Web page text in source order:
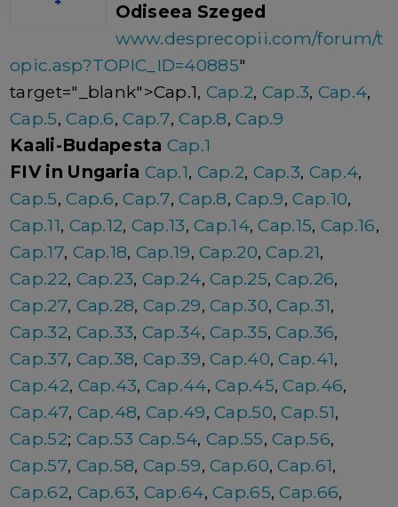
Odiseea Szeged
www.desprecopii.com/forum/t
opic.asp?TOPIC_ID=40885"
target="_blank">Cap.1, Cap.2, Cap.3, Cap.4,
Cap.5,Cap.6,Cap.7,Cap.8,Cap.9
Kaali-Budapesta Cap.1
FIV in Ungaria Cap.1, Cap.2, Cap.3, Cap.4,
Cap.5,Cap.6,Cap.7,Cap.8,Cap.9,Cap.10,
Cap.11, Cap.12, Cap.13,Cap.14,Cap.15, Cap.16,
Cap.17, Cap.18, Cap.19,Cap.20,Cap.21,
Cap.22, Cap.23, Cap.24,Cap.25,Cap.26,
Cap.27, Cap.28, Cap.29,Cap.30,Cap.31,
Cap.32, Cap.33, Cap.34,Cap.35,Cap.36,
Cap.37, Cap.38, Cap.39,Cap.40,Cap.41,
Cap.42, Cap.43, Cap.44,Cap.45,Cap.46,
Cap.47, Cap.48, Cap.49,Cap.50,Cap.51,
Cap.52; Cap.53 Cap.54, Cap.55,Cap.56,
Cap.57, Cap.58, Cap.59,Cap.60,Cap.61,
Cap.62, Cap.63, Cap.64,Cap.65,Cap.66,